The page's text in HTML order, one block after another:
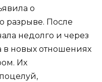
о
разрыве. После
недолго и через
в новых отношениях
Их